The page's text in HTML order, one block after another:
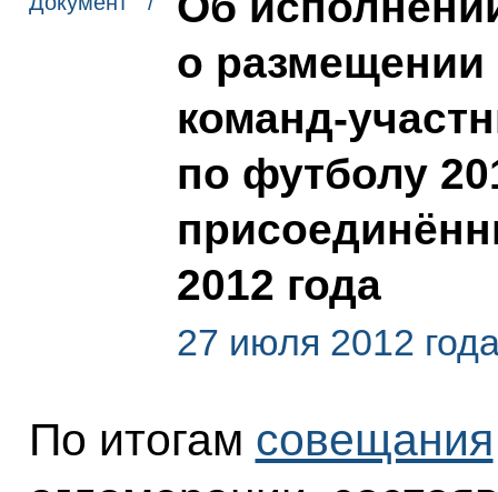
о размещении
команд-
по футболу
2012 года
27 июля 2012
По итогам совещания